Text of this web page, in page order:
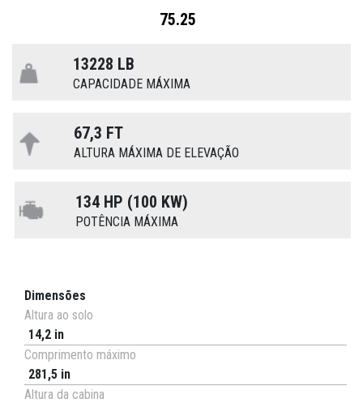
75.25
13228 LB
CAPACIDADE MÁXIMA
67,3 FT
ALTURA MÁXIMA DE ELEVAÇÃO
134 HP (100 KW)
POTÊNCIA MÁXIMA
Dimensões
Altura ao solo
14,2 in
Comprimento máximo
281,5 in
Altura da cabina